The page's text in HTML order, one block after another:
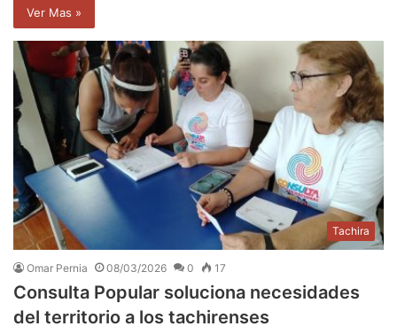
Ver Mas »
Tachira
Omar Pernia 08/03/2026 0 17
Consulta Popular soluciona necesidades
del territorio a los tachirenses